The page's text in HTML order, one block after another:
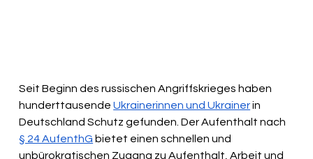
Seit Beginn des russischen Angriffskrieges haben
hunderttausende Ukrainerinnen und Ukrainer in
Deutschland Schutz gefunden. Der Aufenthalt nach
§ 24 AufenthG bietet einen schnellen und
unbürokratischen Zugang zu Aufenthalt, Arbeit und